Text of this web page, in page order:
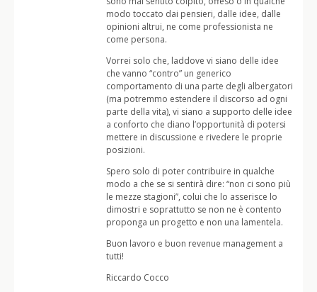
modo toccato dai pensieri, dalle idee, dalle
opinioni altrui, ne come professionista ne
come persona.
Vorrei solo che, laddove vi siano delle idee
che vanno “contro” un generico
comportamento di una parte degli albergatori
(ma potremmo estendere il discorso ad ogni
parte della vita), vi siano a supporto delle idee
a conforto che diano l’opportunità di potersi
mettere in discussione e rivedere le proprie
posizioni.
Spero solo di poter contribuire in qualche
modo a che se si sentirà dire: “non ci sono più
le mezze stagioni”, colui che lo asserisce lo
dimostri e soprattutto se non ne è contento
proponga un progetto e non una lamentela.
Buon lavoro e buon revenue management a
tutti!
Riccardo Cocco